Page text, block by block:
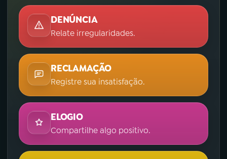
DENÚNCIA
Relate irregularidades.
RECLAMAÇÃO
Registre sua insatisfação.
ELOGIO
Compartilhe algo positivo.